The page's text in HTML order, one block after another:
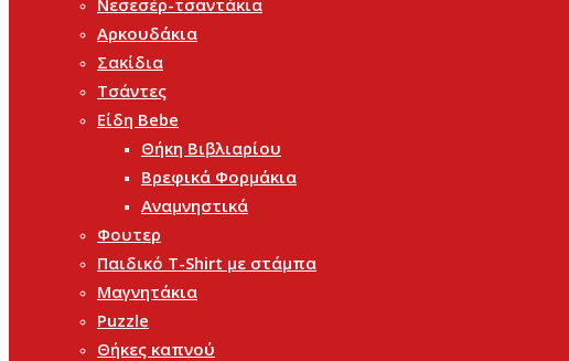
Νεσεσέρ-τσαντάκια
Αρκουδάκια
Σακίδια
Τσάντες
Είδη Bebe
Θήκη Βιβλιαρίου
Βρεφικά Φορμάκια
Αναμνηστικά
Φουτερ
Παιδικό T-Shirt με στάμπα
Μαγνητάκια
Puzzle
Θήκες καπνού